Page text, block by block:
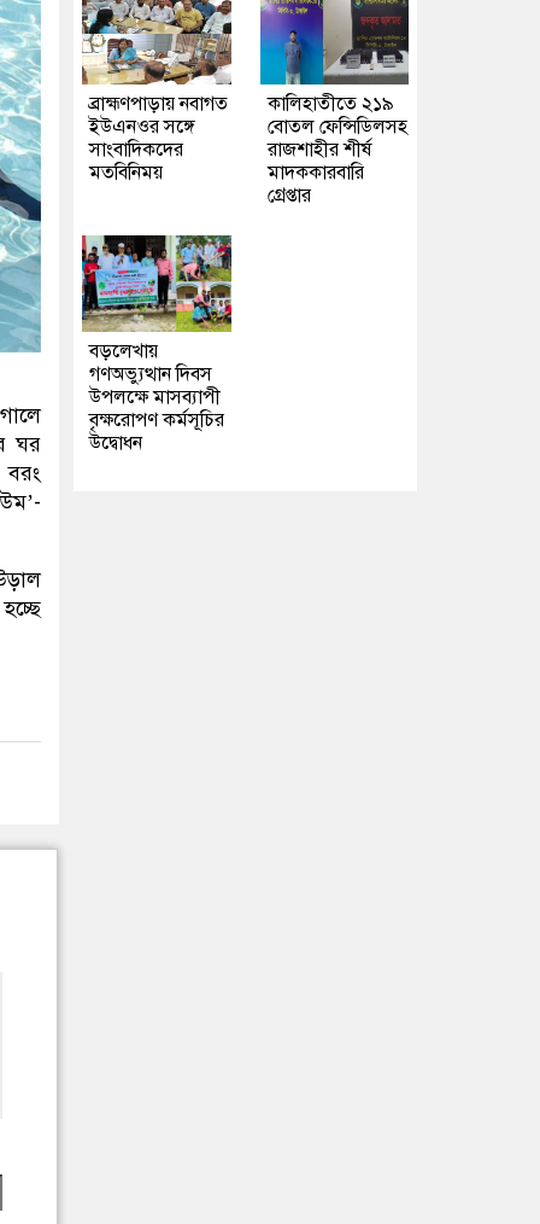
ঘর
বরং
ব্রাহ্মণপাড়ায় নবাগত
ইউএনওর সঙ্গে
সাংবাদিকদের
মতবিনিময়
কালিহাতীতে ২১৯
বোতল ফেন্সিডিলসহ
রাজশাহীর শীর্ষ
মাদককারবারি
গ্রেপ্তার
বড়লেখায়
গণঅভ্যুত্থান দিবস
উপলক্ষে মাসব্যাপী
বৃক্ষরোপণ কর্মসূচির
উদ্বোধন